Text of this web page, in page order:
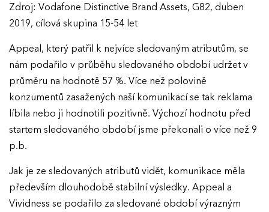
Zdroj: Vodafone Distinctive Brand Assets, G82, duben
2019, cílová skupina 15-54 let
Appeal, který patřil k nejvíce sledovaným atributům, se
nám podařilo v průběhu sledovaného období udržet v
průměru na hodnotě 57 %. Více než polovině
konzumentů zasažených naší komunikací se tak reklama
líbila nebo ji hodnotili pozitivně. Výchozí hodnotu před
startem sledovaného období jsme překonali o více než 9
p.b.
Jak je ze sledovaných atributů vidět, komunikace měla
především dlouhodobě stabilní výsledky. Appeal a
Vividness se podařilo za sledované období výrazným